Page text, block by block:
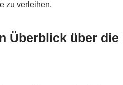
zu verleihen.
Überblick über